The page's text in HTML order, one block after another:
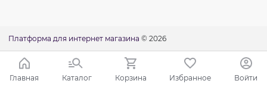
Платформа для интернет магазина © 2026
Главная Каталог Корзина Избранное Войти